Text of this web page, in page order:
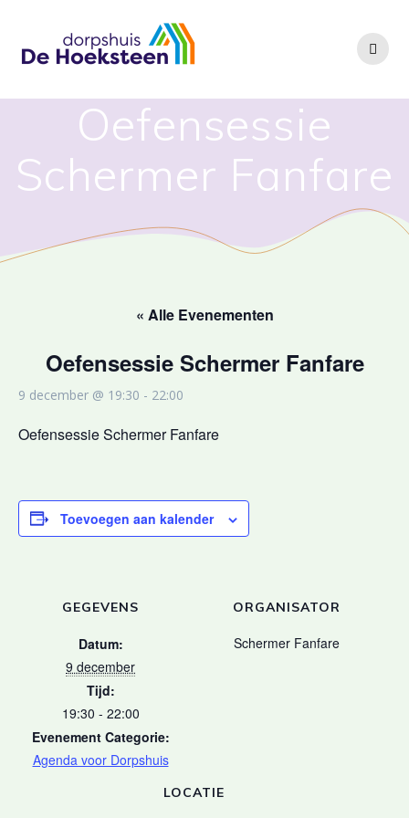
Oefensessie
Schermer Fanfare
« Alle Evenementen
Oefensessie Schermer Fanfare
9 december @ 19:30 - 22:00
Oefensessie Schermer Fanfare
Toevoegen aan kalender
GEGEVENS
Datum:
9 december
Tijd:
19:30 - 22:00
Evenement Categorie:
Agenda voor Dorpshuis
LOCATIE
ORGANISATOR
Schermer Fanfare